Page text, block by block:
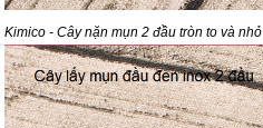
Kimico - Cây nặn mụn 2 đầu tròn to và nhỏ